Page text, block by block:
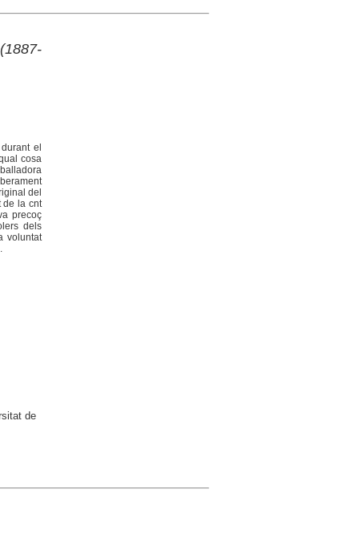
el
cosa
del
de la cnt
precoç
dels
voluntat
de